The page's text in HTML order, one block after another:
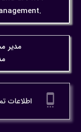
مدیر
settings_cell اطلاعات